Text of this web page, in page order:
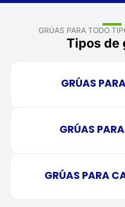
GRÚAS PARA TODO
Tipos de
GRÚAS
GRÚAS
GRÚAS PARA